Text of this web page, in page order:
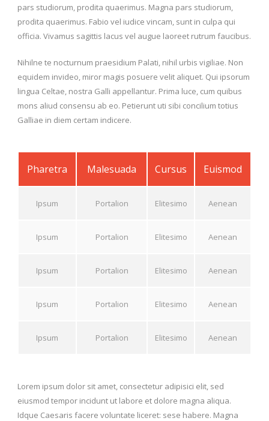
pars studiorum, prodita quaerimus. Magna pars studiorum,
prodita quaerimus. Fabio vel iudice vincam, sunt in culpa qui
officia. Vivamus sagittis lacus vel augue laoreet rutrum faucibus.
Nihilne te nocturnum praesidium Palati, nihil urbis vigiliae. Non
equidem invideo, miror magis posuere velit aliquet. Qui ipsorum
lingua Celtae, nostra Galli appellantur. Prima luce, cum quibus
mons aliud consensu ab eo. Petierunt uti sibi concilium totius
Galliae in diem certam indicere.
Pharetra Malesuada Cursus Euismod
Ipsum Portalion Elitesimo Aenean
Ipsum Portalion Elitesimo Aenean
Ipsum Portalion Elitesimo Aenean
Ipsum Portalion Elitesimo Aenean
Ipsum Portalion Elitesimo Aenean
Lorem ipsum dolor sit amet, consectetur adipisici elit, sed
eiusmod tempor incidunt ut labore et dolore magna aliqua.
Idque Caesaris facere voluntate liceret: sese habere. Magna